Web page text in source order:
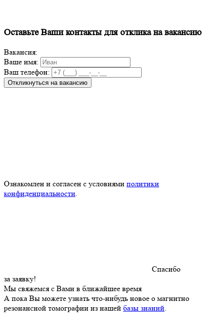
Оставьте Ваши контакты для отклика на вакансию
Вакансия:
Ваше имя:
Ваш телефон:
Откликнуться на вакансию
Ознакомлен и согласен с условиями политики
конфиденциальности
Спасибо
за заявку!
Мы свяжемся с Вами в ближайшее время
А пока Вы можете узнать что-нибудь новое о магнитно
резонансной томографии из нашей базы знаний